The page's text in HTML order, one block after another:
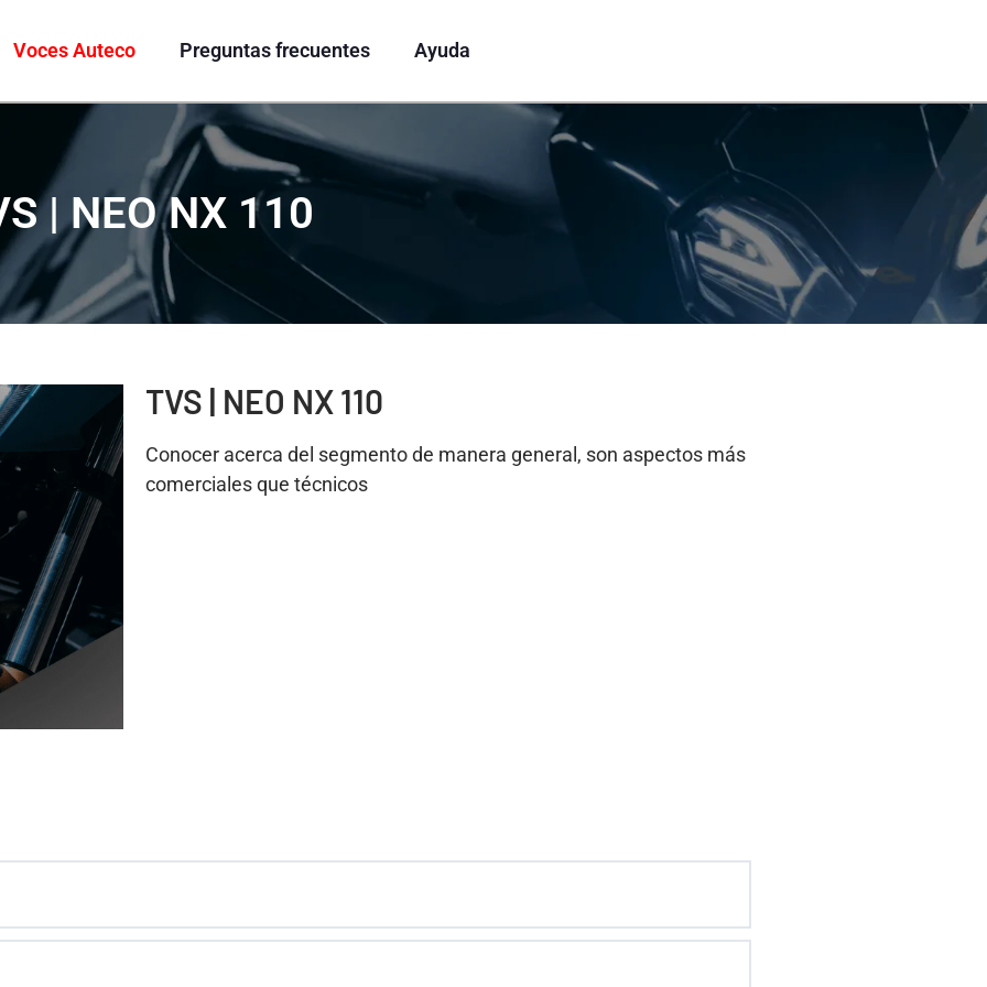
Voces Auteco Preguntas frecuentes Ayuda
| NEO NX 110
TVS | NEO NX 110
Conocer acerca del segmento de manera general, son aspectos más
comerciales que técnicos